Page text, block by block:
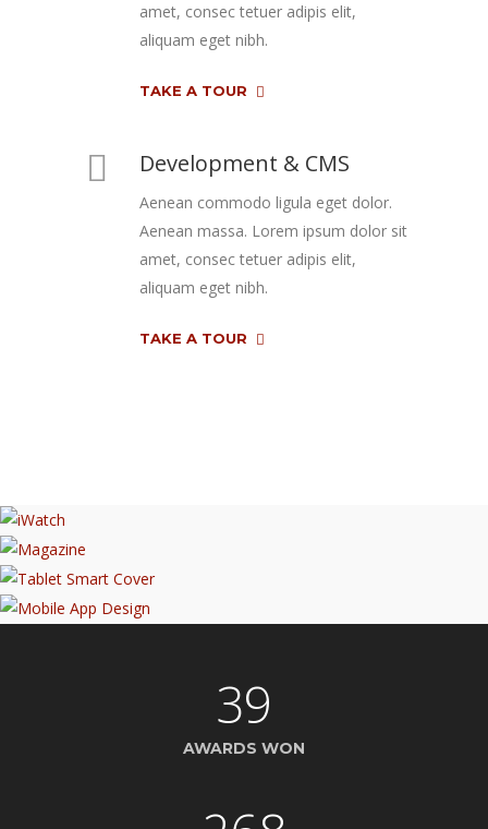
amet, consec tetuer adipis elit,
aliquam eget nibh.
TAKE A TOUR
Development & CMS
Aenean commodo ligula eget dolor.
Aenean massa. Lorem ipsum dolor sit
amet, consec tetuer adipis elit,
aliquam eget nibh.
TAKE A TOUR
39
AWARDS WON